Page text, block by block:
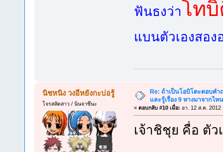
ฟันธงว่าโท
แบนตัวเองสอ
นิชหนิง วงอีหยังกะบ่อรู้
โจรสลัดสาว / นินจาซึนะ
Re: ถ้าเป็นโอบิโตะตอบค
และรู้เรื่อง 9 หางมาจากไ
« ตอบกลับ #10 เมื่อ: อา. 12 ส.ค. 2012
เจ้าชิชุย คื่อ ตัว